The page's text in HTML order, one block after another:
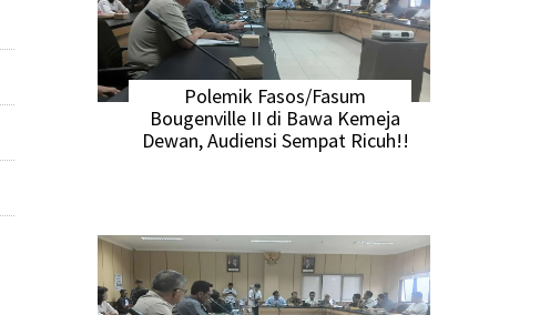
Polemik Fasos/Fasum
Bougenville II di Bawa Kemeja
Dewan, Audiensi Sempat Ricuh!!